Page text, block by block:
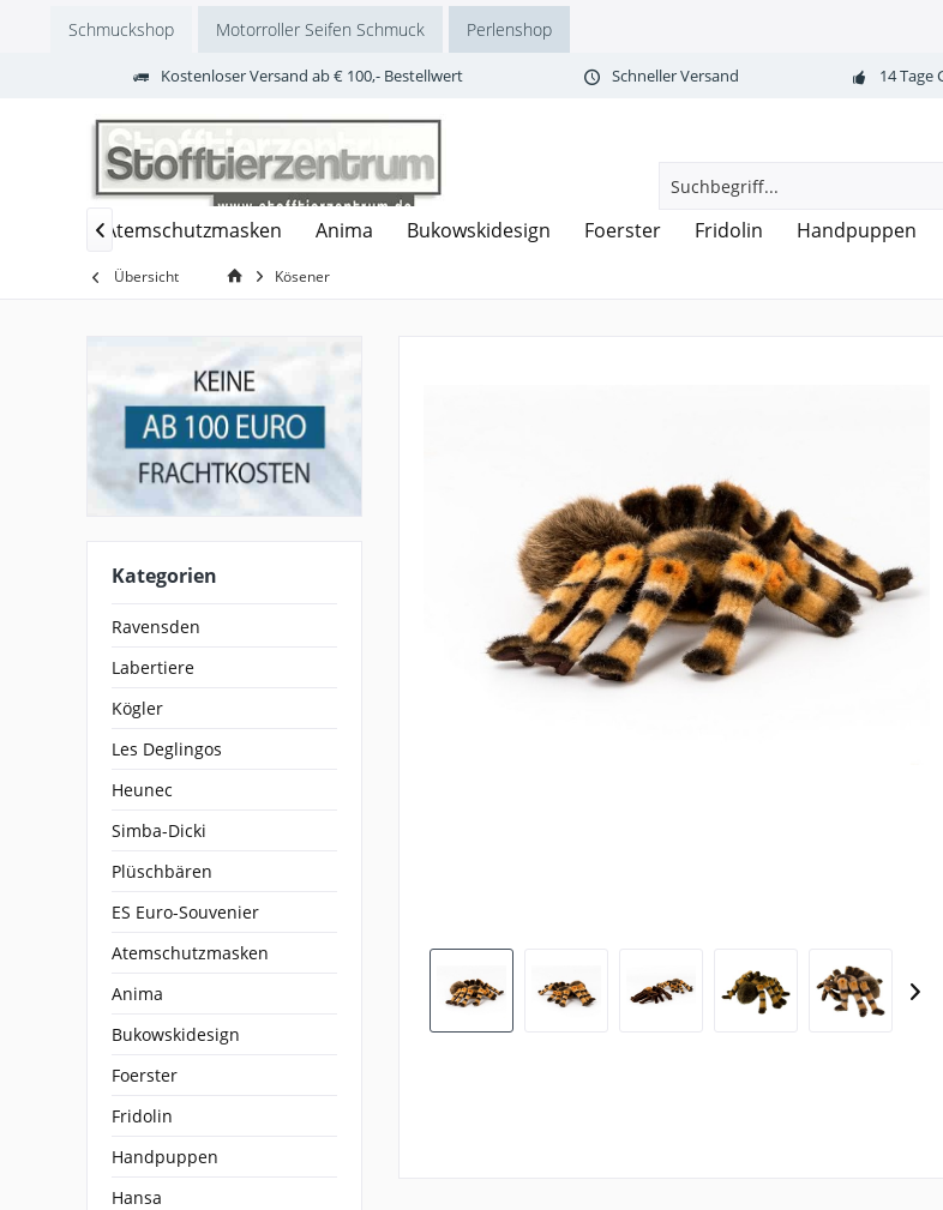
Schmuckshop Motorroller Seifen Schmuck Perlenshop
Kostenloser Versand ab € 100,- Bestellwert Schneller Versand 14 Tage
Atemschutzmasken Anima Bukowskidesign Foerster Fridolin Handpuppen

Übersicht Kösener
Kategorien
Ravensden
Labertiere
Kögler
Les Deglingos
Heunec
Simba-Dicki
Plüschbären
ES Euro-Souvenier
Atemschutzmasken
Anima
Bukowskidesign
Foerster
Fridolin
Handpuppen
Hansa